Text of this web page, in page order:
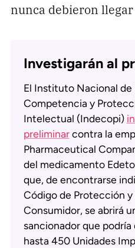
nunca debieron
Investigarán al
El Instituto Nacional de
Competencia y
Intelectual (Indecopi)
preliminarcontra la
Pharmaceutical
del medicamento
que, de encontrarse
Código de Protección y
Consumidor, se abrirá
sancionador que
hasta 450 Unidades